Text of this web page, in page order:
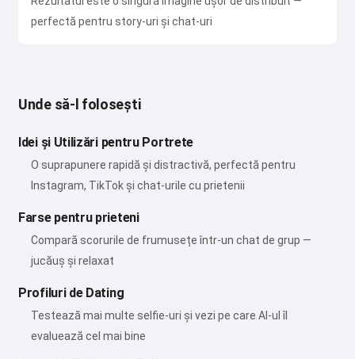
perfectă pentru story-uri și chat-uri
Unde să-l folosești
Idei și Utilizări pentru Portrete
O suprapunere rapidă și distractivă, perfectă pentru
Instagram, TikTok și chat-urile cu prietenii
Farse pentru prieteni
Compară scorurile de frumusețe într-un chat de grup —
jucăuș și relaxat
Profiluri de Dating
Testează mai multe selfie-uri și vezi pe care AI-ul îl
evaluează cel mai bine